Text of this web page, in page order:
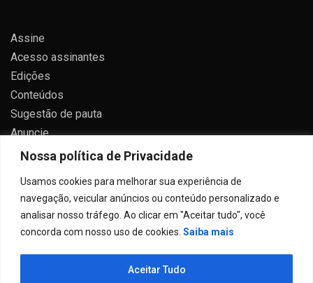
Nossa política de Privacidade
Usamos cookies para melhorar sua experiência de
navegação, veicular anúncios ou conteúdo personalizado e
analisar nosso tráfego. Ao clicar em "Aceitar tudo", você
concorda com nosso uso de cookies. Saiba mais
Aceitar Tudo
Assine
Acesso assinantes
Edições
Conteúdos
Sugestão de pauta
Anuncie
Contato
Todos direitos reservados 2024.